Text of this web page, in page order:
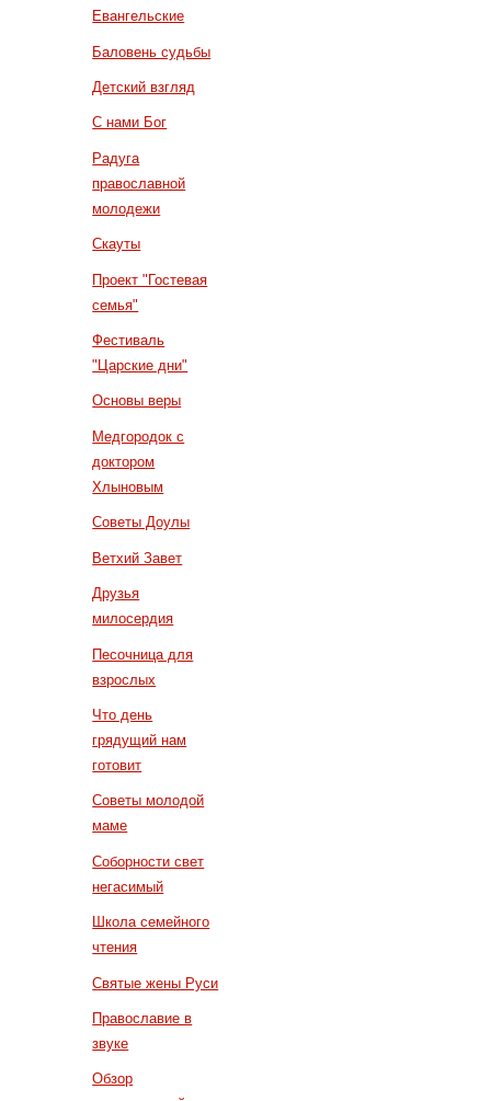
Евангельские
Баловень судьбы
Детский взгляд
С нами Бог
Радуга
православной
молодежи
Скауты
Проект "Гостевая
семья"
Фестиваль
"Царские дни"
Основы веры
Медгородок с
доктором
Хлыновым
Советы Доулы
Ветхий Завет
Друзья
милосердия
Песочница для
взрослых
Что день
грядущий нам
готовит
Советы молодой
маме
Соборности свет
негасимый
Школа семейного
чтения
Святые жены Руси
Православие в
звуке
Обзор